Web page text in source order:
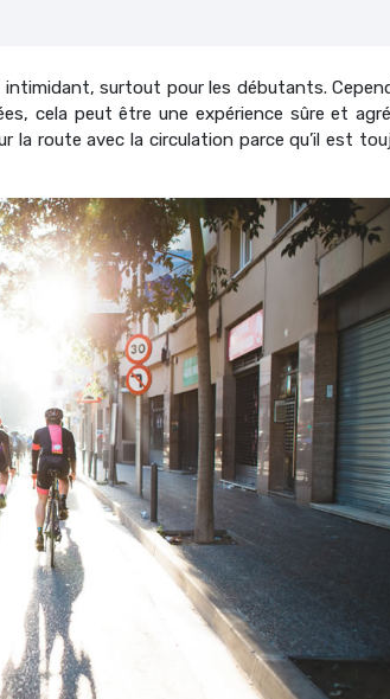
surtout pour les débutants.
cela peut être une expérience sûre et
la route avec la circulation parce qu’il est